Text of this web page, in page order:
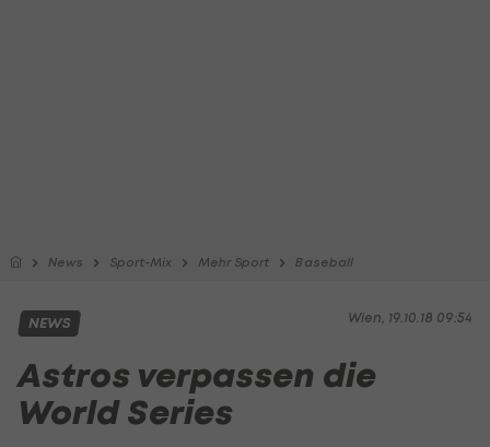
News Sport-Mix Mehr Sport Baseball
Wien, 19.10.18 09:54
NEWS
Astros verpassen die
World Series